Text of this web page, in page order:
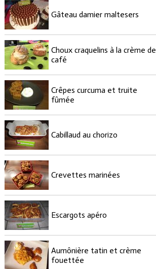
Gâteau damier maltesers
Choux craquelins à la crème de
café
Crêpes curcuma et truite
fûmée
Cabillaud au chorizo
Crevettes marinées
Escargots apéro
Aumônière tatin et crème
fouettée